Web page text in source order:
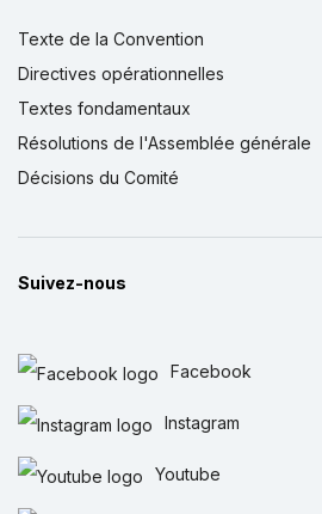
Texte de la Convention
Directives opérationnelles
Textes fondamentaux
Résolutions de l'Assemblée générale
Décisions du Comité
Suivez-nous
Facebook
Instagram
Youtube